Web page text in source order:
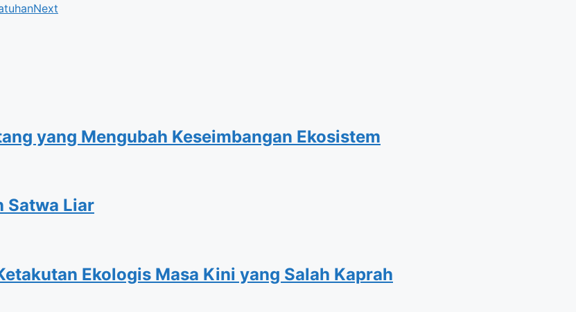
Next
yang Mengubah Keseimbangan Ekosistem
Satwa Liar
Ekologis Masa Kini yang Salah Kaprah